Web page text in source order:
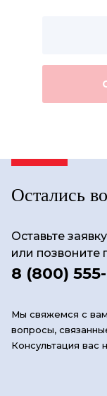
Остались
Оставьте
или позвоните
8 (800)
Мы свяжемся с
вопросы,
Консультация вас